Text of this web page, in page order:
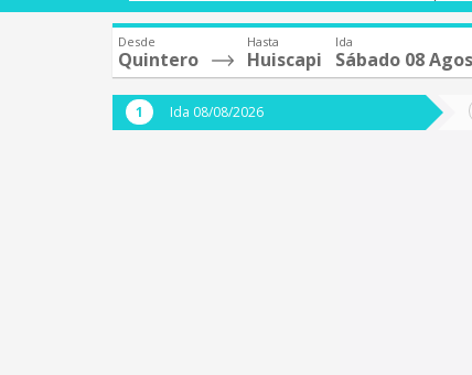
Desde
Quintero
Hasta
Huiscapi
Ida
Sábado 08
Ida 08/08/2026